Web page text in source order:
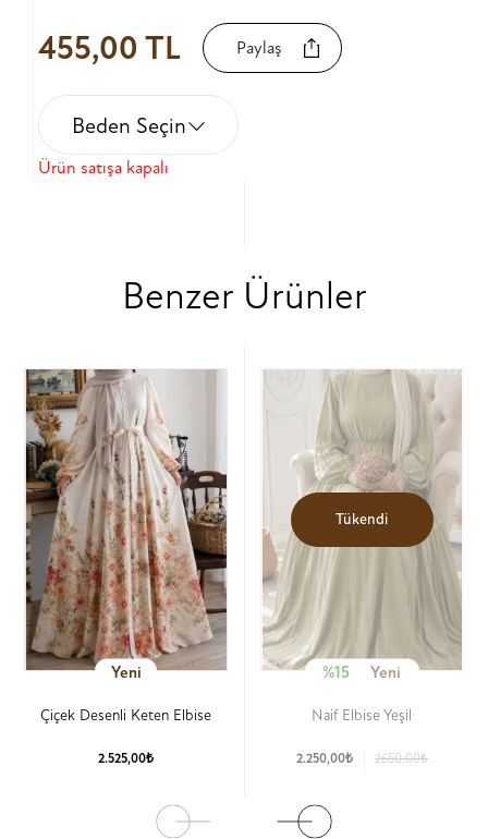
455,00 TL Paylaş
Beden Seçin
Ürün satışa kapalı
Benzer Ürünler
Yeni
Çiçek Desenli Keten Elbise
2.525,00₺
Tükendi
%15 Yeni
Naif Elbise Yeşil
2.250,00₺ 2650.00₺